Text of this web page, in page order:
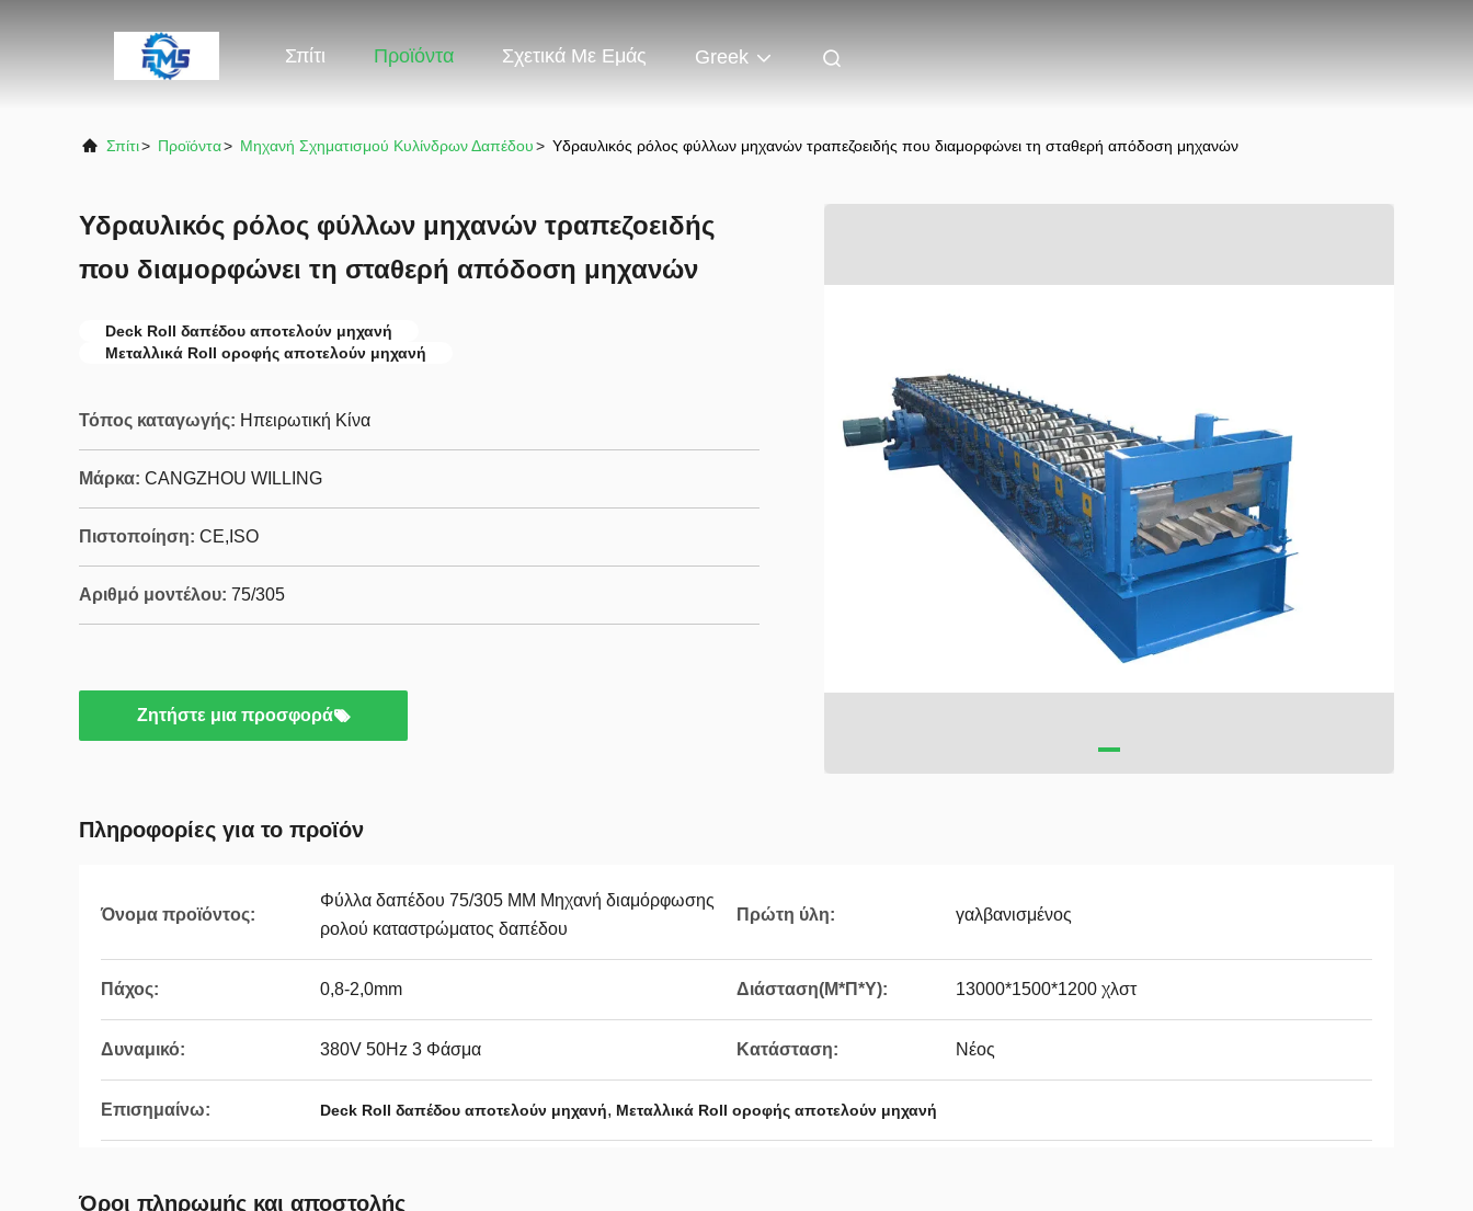
Σπίτι Προϊόντα Σχετικά Με Εμάς Greek
Σπίτι> Προϊόντα> Μηχανή Σχηματισμού Κυλίνδρων Δαπέδου> Υδραυλικός ρόλος φύλλων μηχανών τραπεζοειδής που διαμορφώνει τη σταθερή απόδοση μηχανών
Υδραυλικός ρόλος φύλλων μηχανών τραπεζοειδής
που διαμορφώνει τη σταθερή απόδοση μηχανών
Deck Roll δαπέδου αποτελούν μηχανή
Μεταλλικά Roll οροφής αποτελούν μηχανή
Τόπος καταγωγής: Ηπειρωτική Κίνα
Μάρκα: CANGZHOU WILLING
Πιστοποίηση: CE,ISO
Αριθμό μοντέλου: 75/305
Ζητήστε μια προσφορά
Πληροφορίες για το προϊόν
Όνομα προϊόντος:
Φύλλα δαπέδου 75/305 MM Μηχανή διαμόρφωσης
ρολού καταστρώματος δαπέδου
Πρώτη ύλη: γαλβανισμένος
Πάχος: 0,8-2,0mm Διάσταση(Μ*Π*Υ): 13000*1500*1200 χλστ
Δυναμικό: 380V 50Hz 3 Φάσμα Κατάσταση: Νέος
Επισημαίνω: Deck Roll δαπέδου αποτελούν μηχανή, Μεταλλικά Roll οροφής αποτελούν μηχανή
Όροι πληρωμής και αποστολής